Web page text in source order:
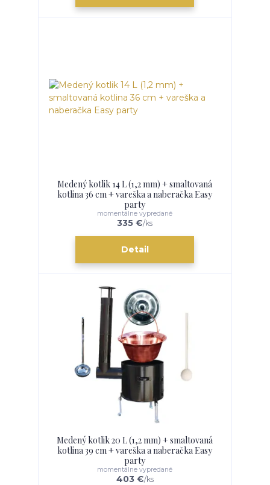
Medený kotlik 14 L (1,2 mm) + smaltovaná
kotlina 36 cm + vareška a naberačka Easy
party
335 €/ks
momentálne vypredané
Detail
Medený kotlik 20 L (1,2 mm) + smaltovaná
kotlina 39 cm + vareška a naberačka Easy
party
403 €/ks
momentálne vypredané